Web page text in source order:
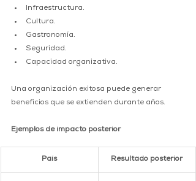
Infraestructura.
Cultura.
Gastronomía.
Seguridad.
Capacidad organizativa.
Una organización exitosa puede generar
beneficios que se extienden durante años.
Ejemplos de impacto posterior
País Resultado posterior